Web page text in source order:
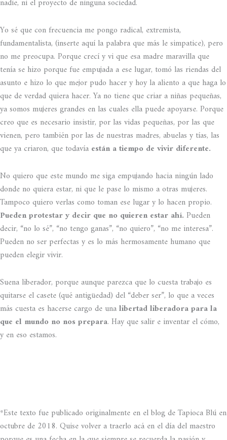
nadie, ni el proyecto de ninguna sociedad.
Yo sé que con frecuencia me pongo radical, extremista,
fundamentalista, (inserte aquí la palabra que más le simpatice), pero
no me preocupa. Porque crecí y vi que esa madre maravilla que
tenía se hizo porque fue empujada a ese lugar, tomó las riendas del
asunto e hizo lo que mejor pudo hacer y hoy la aliento a que haga lo
que de verdad quiera hacer. Ya no tiene que criar a niñas pequeñas,
ya somos mujeres grandes en las cuales ella puede apoyarse. Porque
creo que es necesario insistir, por las vidas pequeñas, por las que
vienen, pero también por las de nuestras madres, abuelas y tías, las
que ya criaron, que todavía están a tiempo de vivir diferente.
No quiero que este mundo me siga empujando hacia ningún lado
donde no quiera estar, ni que le pase lo mismo a otras mujeres.
Tampoco quiero verlas como toman ese lugar y lo hacen propio.
Pueden protestar y decir que no quieren estar ahí. Pueden
decir, “no lo sé”, “no tengo ganas”, “no quiero”, “no me interesa”.
Pueden no ser perfectas y es lo más hermosamente humano que
pueden elegir vivir.
Suena liberador, porque aunque parezca que lo cuesta trabajo es
quitarse el casete (qué antigüedad) del “deber ser”, lo que a veces
más cuesta es hacerse cargo de unalibertad liberadora para la
que el mundo no nos prepara. Hay que salir e inventar el cómo,
y en eso estamos.
*Este texto fue publicado originalmente en el blog de Tapioca Blú en
octubre de 2018. Quise volver a traerlo acá en el día del maestro